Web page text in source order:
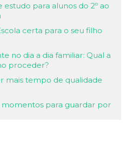
estudo para alunos do 2º ao
certa para o seu filho
no dia a dia familiar: Qual a
proceder?
mais tempo de qualidade
momentos para guardar por